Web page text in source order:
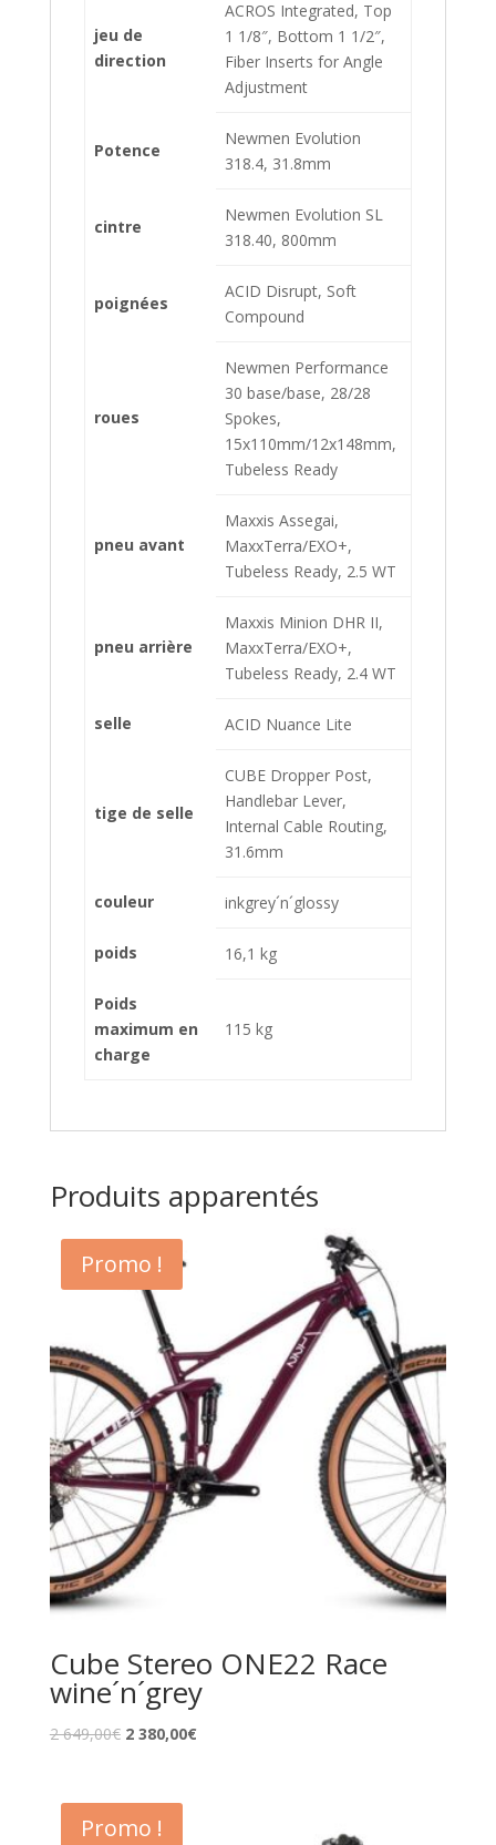
jeu de
direction
ACROS Integrated, Top
1 1/8″, Bottom 1 1/2″,
Fiber Inserts for Angle
Adjustment
Potence
Newmen Evolution
318.4, 31.8mm
cintre
Newmen Evolution SL
318.40, 800mm
poignées
ACID Disrupt, Soft
Compound
roues
Newmen Performance
30 base/base, 28/28
Spokes,
15x110mm/12x148mm,
Tubeless Ready
pneu avant
Maxxis Assegai,
MaxxTerra/EXO+,
Tubeless Ready, 2.5 WT
pneu arrière
Maxxis Minion DHR II,
MaxxTerra/EXO+,
Tubeless Ready, 2.4 WT
selle ACID Nuance Lite
tige de selle
CUBE Dropper Post,
Handlebar Lever,
Internal Cable Routing,
31.6mm
couleur inkgrey´n´glossy
poids 16,1 kg
Poids
maximum en
charge
115 kg
Produits apparentés
Promo !
Cube Stereo ONE22 Race
wine´n´grey
2 649,00€ 2 380,00€
Promo !